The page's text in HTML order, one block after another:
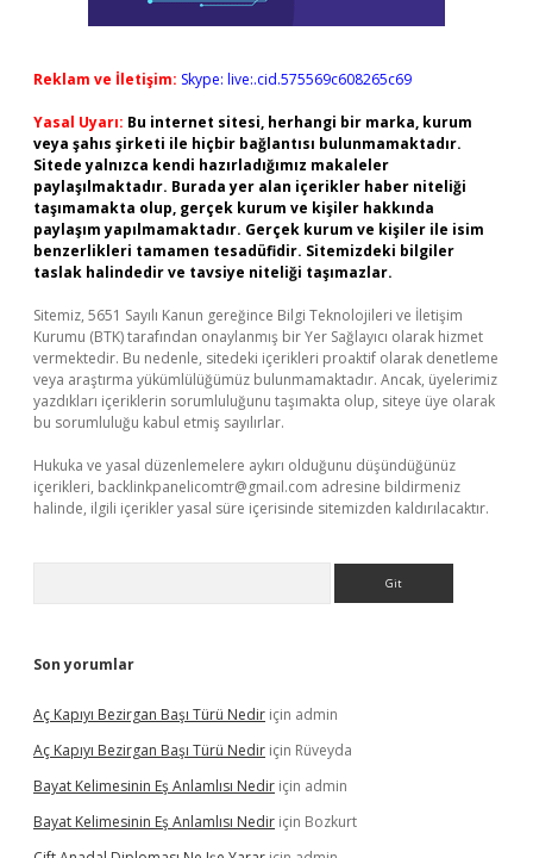
Reklam ve İletişim: Skype: live:.cid.575569c608265c69
Yasal Uyarı: Bu internet sitesi, herhangi bir marka, kurum
veya şahıs şirketi ile hiçbir bağlantısı bulunmamaktadır.
Sitede yalnızca kendi hazırladığımız makaleler
paylaşılmaktadır. Burada yer alan içerikler haber niteliği
taşımamakta olup, gerçek kurum ve kişiler hakkında
paylaşım yapılmamaktadır. Gerçek kurum ve kişiler ile isim
benzerlikleri tamamen tesadüfidir. Sitemizdeki bilgiler
taslak halindedir ve tavsiye niteliği taşımazlar.
Sitemiz, 5651 Sayılı Kanun gereğince Bilgi Teknolojileri ve İletişim
Kurumu (BTK) tarafından onaylanmış bir Yer Sağlayıcı olarak hizmet
vermektedir. Bu nedenle, sitedeki içerikleri proaktif olarak denetleme
veya araştırma yükümlülüğümüz bulunmamaktadır. Ancak, üyelerimiz
yazdıkları içeriklerin sorumluluğunu taşımakta olup, siteye üye olarak
bu sorumluluğu kabul etmiş sayılırlar.
Hukuka ve yasal düzenlemelere aykırı olduğunu düşündüğünüz
içerikleri, backlinkpanelicomtr@gmail.com adresine bildirmeniz
halinde, ilgili içerikler yasal süre içerisinde sitemizden kaldırılacaktır.
Son yorumlar
Aç Kapıyı Bezirgan Başı Türü Nedir için admin
Aç Kapıyı Bezirgan Başı Türü Nedir için Rüveyda
Bayat Kelimesinin Eş Anlamlısı Nedir için admin
Bayat Kelimesinin Eş Anlamlısı Nedir için Bozkurt